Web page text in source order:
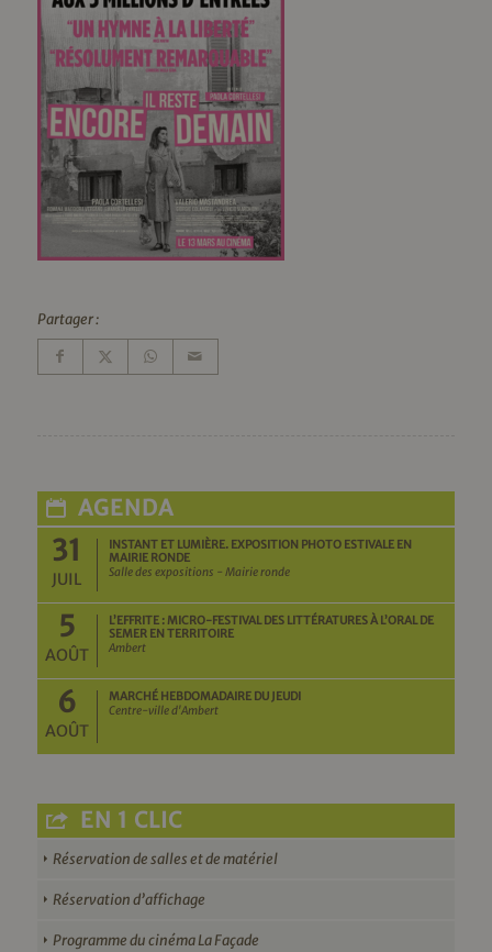
Partager :
AGENDA
31
JUIL
INSTANT ET LUMIÈRE. EXPOSITION PHOTO ESTIVALE EN
MAIRIE RONDE
Salle des expositions - Mairie ronde
5
AOÛT
L’EFFRITE : MICRO-FESTIVAL DES LITTÉRATURES À L’ORAL DE
SEMER EN TERRITOIRE
Ambert
6
AOÛT
MARCHÉ HEBDOMADAIRE DU JEUDI
Centre-ville d'Ambert
EN 1 CLIC
Réservation de salles et de matériel
Réservation d’affichage
Programme du cinéma La Façade